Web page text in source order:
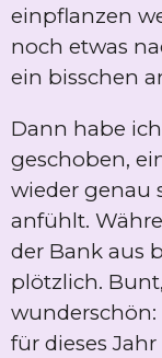
einpflanzen
noch etwas
ein bisschen
Dann habe
geschoben,
wieder genau
anfühlt.
der Bank aus
plötzlich.
für dieses